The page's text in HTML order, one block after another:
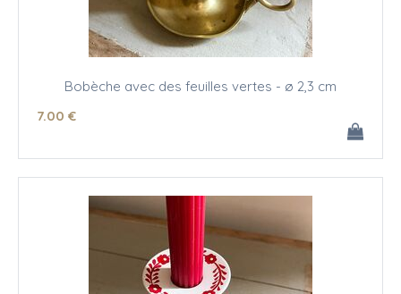
Bobèche avec des feuilles vertes - ø 2,3 cm
7.00 €